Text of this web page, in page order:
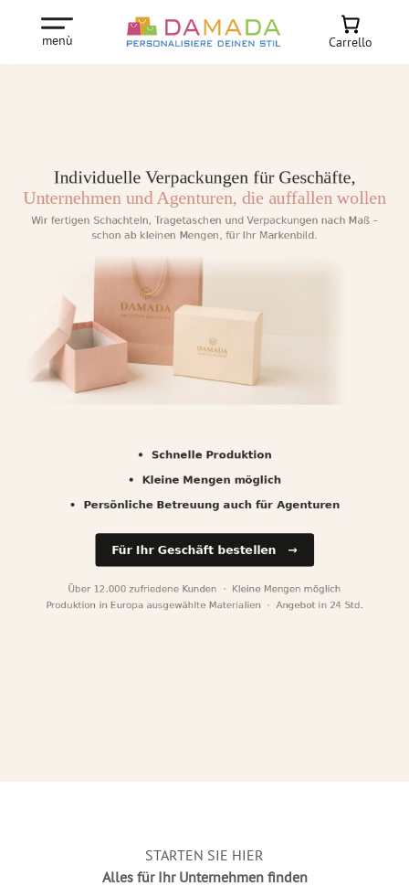
menù Carrello
STARTEN SIE HIER
Alles für Ihr Unternehmen finden